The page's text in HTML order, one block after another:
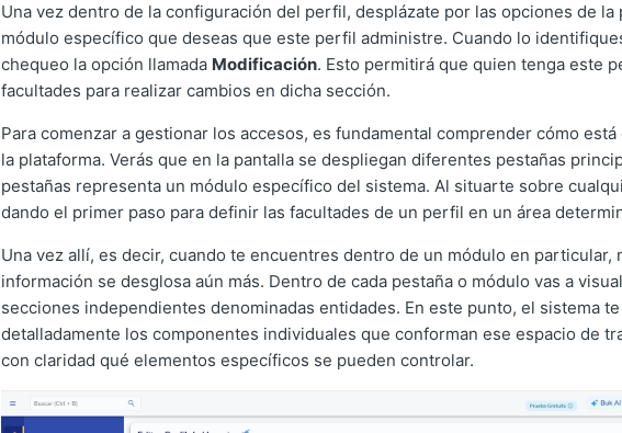
Una vez dentro de la configuración del perfil, desplázate por las opciones de la
módulo específico que deseas que este perfil administre. Cuando lo
chequeo la opción llamada Modificación. Esto permitirá que quien tenga este
facultades para realizar cambios en dicha sección.
Para comenzar a gestionar los accesos, es fundamental comprender cómo
la plataforma. Verás que en la pantalla se despliegan diferentes pestañas
pestañas representa un módulo específico del sistema. Al situarte sobre
dando el primer paso para definir las facultades de un perfil en un área
Una vez allí, es decir, cuando te encuentres dentro de un módulo en particular,
información se desglosa aún más. Dentro de cada pestaña o módulo vas a
secciones independientes denominadas entidades. En este punto, el sistema
detalladamente los componentes individuales que conforman ese espacio de
con claridad qué elementos específicos se pueden controlar.